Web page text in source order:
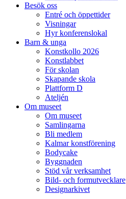
Besök oss
Entré och öppettider
Visningar
Hyr konferenslokal
Barn & unga
Konstkollo 2026
Konstlabbet
För skolan
Skapande skola
Plattform D
Ateljén
Om museet
Om museet
Samlingarna
Bli medlem
Kalmar konstförening
Bodycake
Byggnaden
Stöd vår verksamhet
Bild- och formutvecklare
Designarkivet